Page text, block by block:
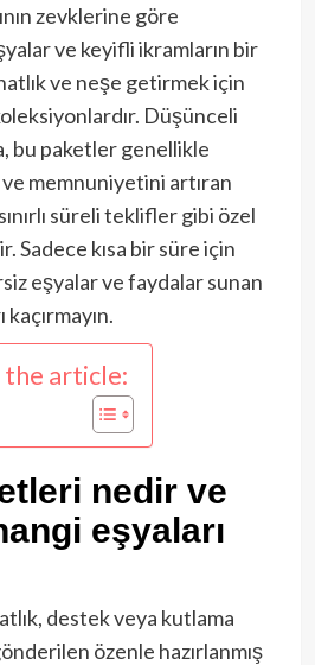
zevklerine göre
ve keyifli ikramların bir
ve neşe getirmek için
Düşünceli
bu paketler genellikle
memnuniyetini artıran
süreli teklifler gibi özel
Sadece kısa bir süre için
eşyalar ve faydalar sunan
the article:
nedir ve
eşyaları
destek veya kutlama
özenle hazırlanmış